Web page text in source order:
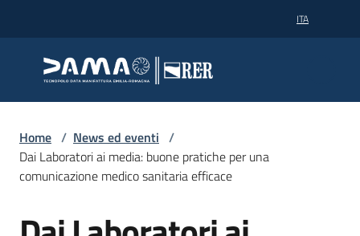
ITA
Dama
Dama
Tecnopolo data manifattura
Home / News ed eventi /
Dai Laboratori ai media: buone pratiche per una
comunicazione medico sanitaria efficace
Salta al contenuto